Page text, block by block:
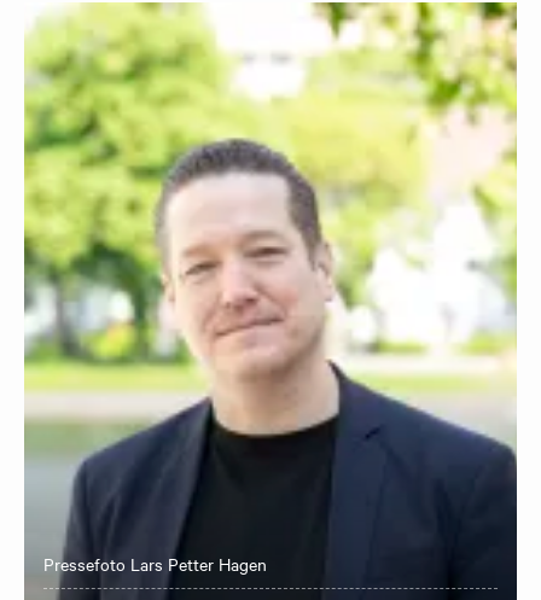
Pressefoto Lars Petter Hagen